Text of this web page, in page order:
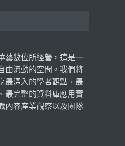
超高齡社會下的長照想像，
黃龍冠：老年生活，不應是
被管理的人生！
看見臺灣 2026 年 3 月 18 日
藝數位所經營，這是一
由流動的空間。我們將
最深入的學者觀點、最
最完整的資料庫應用實
內容產業觀察以及團隊